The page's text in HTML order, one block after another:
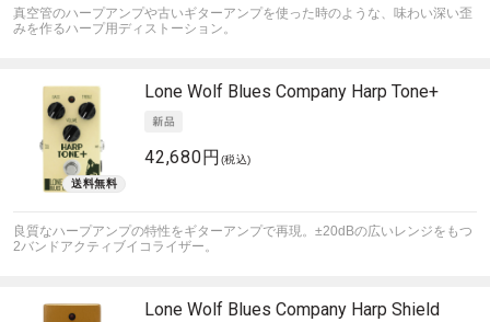
真空管のハープアンプや古いギターアンプを使った時のような、味わい深い歪
みを作るハープ用ディストーション。
Lone Wolf Blues Company Harp Tone+
42,680円 (税込)
良質なハープアンプの特性をギターアンプで再現。±20dBの広いレンジをもつ
2バンドアクティブイコライザー。
Lone Wolf Blues Company Harp Shield